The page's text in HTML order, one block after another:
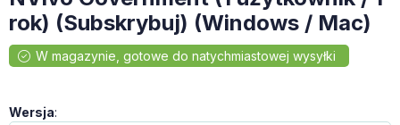
rok) (Subskrybuj) (Windows / Mac)
Wersja: